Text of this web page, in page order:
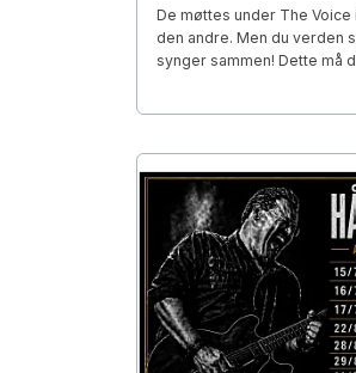
De møttes under The
den andre. Men du verden
synger sammen! Dette må